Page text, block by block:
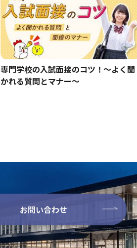
専門学校の入試面接のコツ！～よく聞
かれる質問とマナー～
お問い合わせ